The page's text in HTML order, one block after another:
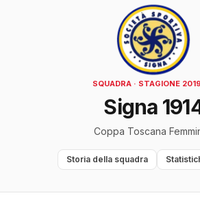
SQUADRA · STAGIONE
Signa
Coppa Toscana
Storia della squadra